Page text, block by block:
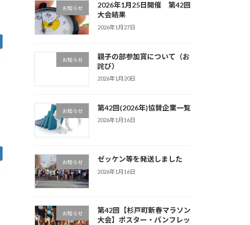
お知らせ
2026年1月25日開催 第42回
大会結果
2026年1月27日
お知らせ
親子の部参加賞について（お
詫び）
2026年1月20日
お知らせ 第42回(2026年)協賛企業一覧
2026年1月16日
お知らせ ゼッケン等を発送しました
2026年1月16日
お知らせ
第42回【杉戸町新春マラソン
大会】ポスター・パンフレッ